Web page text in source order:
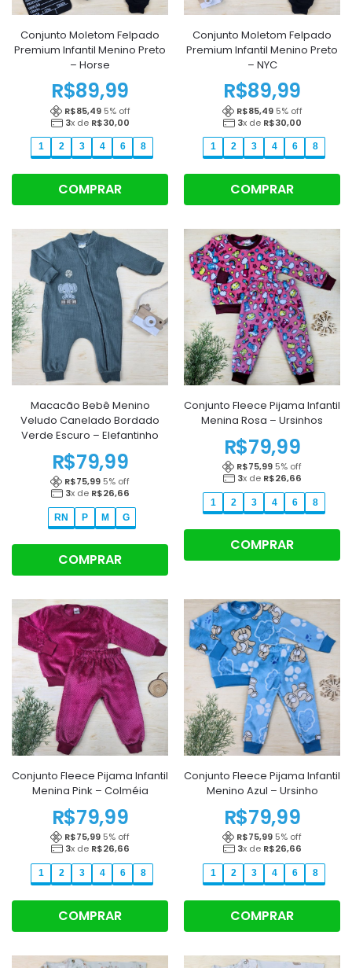
Conjunto Moletom Felpado
Premium Infantil Menino Preto
– Horse
R$89,99
R$85,49 5% off
3x de R$30,00
1 2 3 4 6 8
COMPRAR
Conjunto Moletom Felpado
Premium Infantil Menino Preto
– NYC
R$89,99
R$85,49 5% off
3x de R$30,00
1 2 3 4 6 8
COMPRAR
Macacão Bebê Menino
Veludo Canelado Bordado
Verde Escuro – Elefantinho
R$79,99
R$75,99 5% off
3x de R$26,66
RN P M G
COMPRAR
Conjunto Fleece Pijama Infantil
Menina Rosa – Ursinhos
R$79,99
R$75,99 5% off
3x de R$26,66
1 2 3 4 6 8
COMPRAR
Conjunto Fleece Pijama Infantil
Menina Pink – Colméia
R$79,99
R$75,99 5% off
3x de R$26,66
1 2 3 4 6 8
COMPRAR
Conjunto Fleece Pijama Infantil
Menino Azul – Ursinho
R$79,99
R$75,99 5% off
3x de R$26,66
1 2 3 4 6 8
COMPRAR